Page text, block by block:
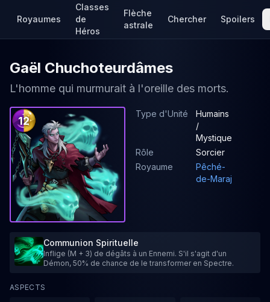
Royaumes
Classes
de
Héros
Flèche
astrale
Chercher Spoilers
Gaël Chuchoteurdâmes
L'homme qui murmurait à l'oreille des morts.
12
Type d'Unité
Humains
/
Mystique
Rôle
Sorcier
Royaume
Pêché-
de-Maraj
Communion Spirituelle
Inflige (M + 3) de dégâts à un Ennemi. S'il s'agit d'un
Démon, 50% de chance de le transformer en Spectre.
ASPECTS